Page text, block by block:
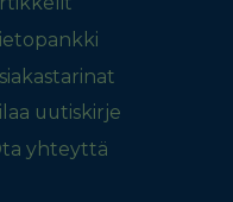
uutiskirje
yhteyttä